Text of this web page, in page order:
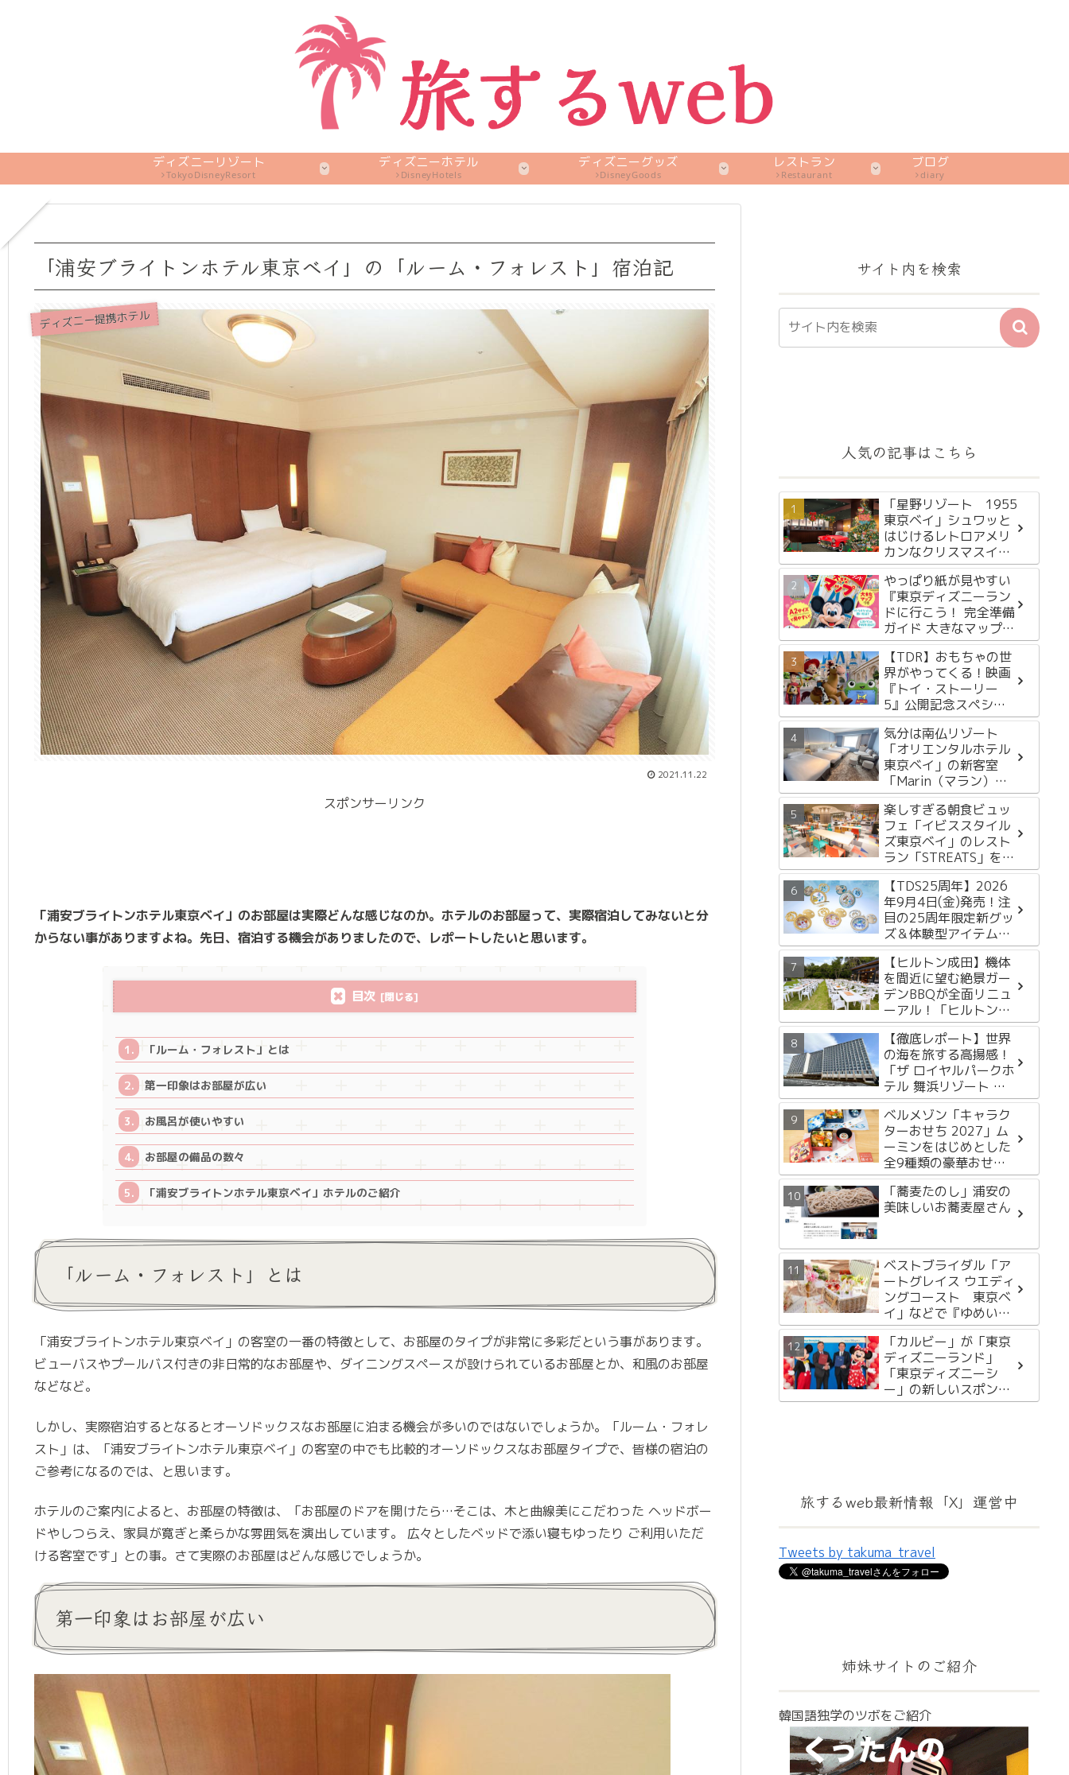
ディズニーリゾート
TokyoDisneyResort
ディズニーホテル
DisneyHotels
ディズニーグッズ
DisneyGoods
レストラン
Restaurant
ブログ
diary
「浦安ブライトンホテル東京ベイ」の「ルーム・フォレスト」宿泊記
ディズニー提携ホテル
2021.11.22
スポンサーリンク
「浦安ブライトンホテル東京ベイ」のお部屋は実際どんな感じなのか。ホテルのお部屋って、実際宿泊してみないと分
からない事がありますよね。先日、宿泊する機会がありましたので、レポートしたいと思います。
目次
「ルーム・フォレスト」とは
第一印象はお部屋が広い
お風呂が使いやすい
お部屋の備品の数々
「浦安ブライトンホテル東京ベイ」ホテルのご紹介
「ルーム・フォレスト」とは
「浦安ブライトンホテル東京ベイ」の客室の一番の特徴として、お部屋のタイプが非常に多彩だという事があります。
ビューバスやプールバス付きの非日常的なお部屋や、ダイニングスペースが設けられているお部屋とか、和風のお部屋
などなど。
しかし、実際宿泊するとなるとオーソドックスなお部屋に泊まる機会が多いのではないでしょうか。「ルーム・フォレ
スト」は、
「浦安ブライトンホテル東京ベイ」の客室の中でも比較的オーソドックスなお部屋タイプで、皆様の宿泊の
ご参考になるのでは、と思います。
ホテルのご案内によると、お部屋の特徴は、「お部屋のドアを開けたら…そこは、木と曲線美にこだわった ヘッドボー
ドやしつらえ、家具が寛ぎと柔らかな雰囲気を演出しています。 広々としたベッドで添い寝もゆったり ご利用いただ
ける客室です」との事。さて実際のお部屋はどんな感じでしょうか。
第一印象はお部屋が広い
サイト内を検索
人気の記事はこちら
「星野リゾート 1955
東京ベイ」シュワッと
はじけるレトロアメリ
カンなクリスマスイベ
ント「OLDIES COLA
HOLIDAY 1955」を
2024年11月15日～12
月25日に初開催
やっぱり紙が見やすい
『東京ディズニーラン
ドに行こう！ 完全準備
ガイド 大きなマップつ
き』が2月29日に発売
【TDR】おもちゃの世
界がやってくる！映画
『トイ・ストーリー
5』公開記念スペシャ
ルイベント開催決定
気分は南仏リゾート
「オリエンタルホテル
東京ベイ」の新客室
「Marin（マラン）
Floor」をレポートし
ます！
楽しすぎる朝食ビュッ
フェ「イビススタイル
ズ東京ベイ」のレスト
ラン「STREATS」をレ
ポートします
【TDS25周年】2026
年9月4日(金)発売！注
目の25周年限定新グッ
ズ＆体験型アイテム3
選
【ヒルトン成田】機体
を間近に望む絶景ガー
デンBBQが全面リニュ
ーアル！「ヒルトンガ
ーデンバーベキュー
2026」徹底レポート
【徹底レポート】世界
の海を旅する高揚感！
「ザ ロイヤルパークホ
テル 舞浜リゾート 東
京ベイ」2月13日開
業！
ベルメゾン「キャラク
ターおせち 2027」ム
ーミンをはじめとした
全9種類の豪華おせち
を徹底紹介
「蕎麦たのし」浦安の
美味しいお蕎麦屋さん
ベストブライダル「ア
ートグレイス ウエディ
ングコースト 東京ベ
イ」などで『ゆめいろ
ストロベリーアフタヌ
ーンティー with ハー
ゲンダッツ』開催中！
「カルビー」が「東京
ディズニーランド」
「東京ディズニーシ
ー」の新しいスポンサ
ーになりました
旅するweb最新情報「X」運営中
Tweets by takuma_travel
姉妹サイトのご紹介
韓国語独学のツボをご紹介